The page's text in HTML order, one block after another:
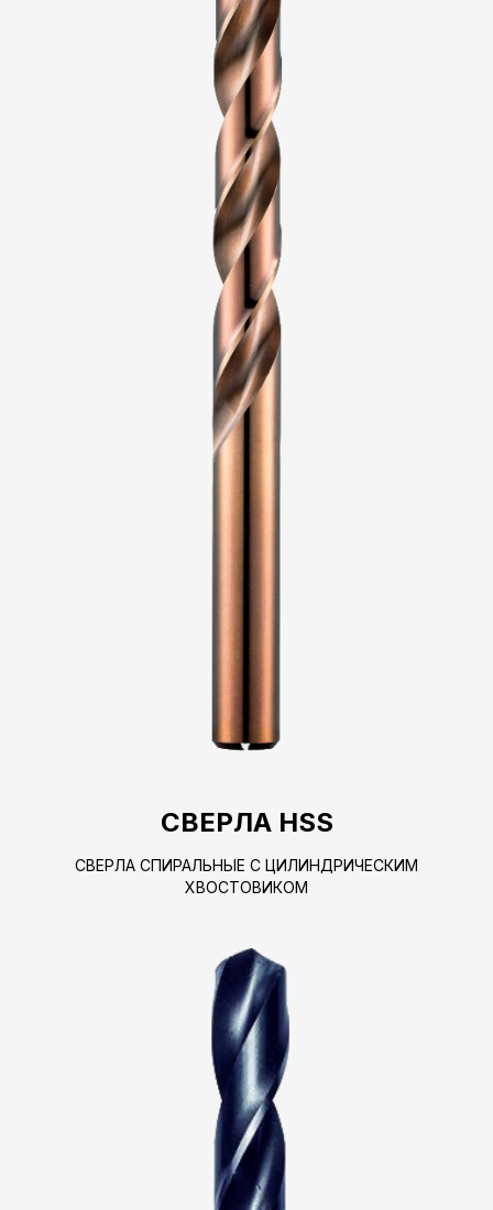
СВЕРЛА HSS
СВЕРЛА СПИРАЛЬНЫЕ С ЦИЛИНДРИЧЕСКИМ
ХВОСТОВИКОМ